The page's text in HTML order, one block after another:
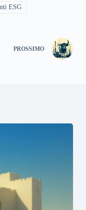
ESG
PROSSIMO